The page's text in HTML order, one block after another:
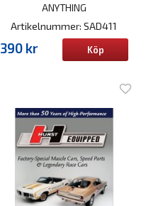
ANYTHING
Artikelnummer: SAD411
390 kr Köp